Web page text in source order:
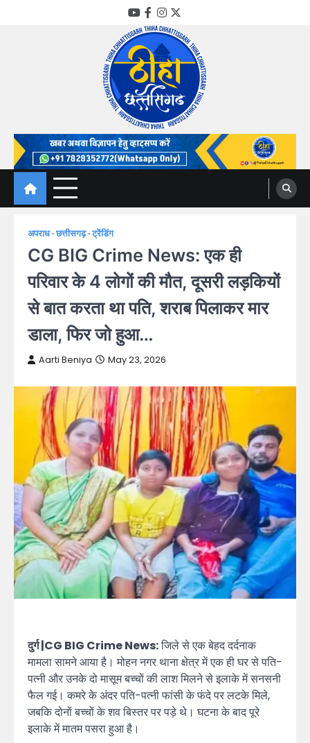
YouTube
Facebook
Instagram
Twitter
Thiha Chhattisgarh
गोठ जन-जन के
अपराध छत्तीसगढ़ ट्रेंडिंग
CG BIG Crime News: एक ही
परिवार के 4 लोगों की मौत, दूसरी लड़कियों
से बात करता था पति, शराब पिलाकर मार
डाला, फिर जो हुआ…
Aarti Beniya May 23, 2026
दुर्ग |CG BIG Crime News:जिले से एक बेहद दर्दनाक
मामला सामने आया है। मोहन नगर थाना क्षेत्र में एक ही घर से पति-
पत्नी और उनके दो मासूम बच्चों की लाश मिलने से इलाके में सनसनी
फैल गई। कमरे के अंदर पति-पत्नी फांसी के फंदे पर लटके मिले,
जबकि दोनों बच्चों के शव बिस्तर पर पड़े थे। घटना के बाद पूरे
इलाके में मातम पसरा हुआ है।